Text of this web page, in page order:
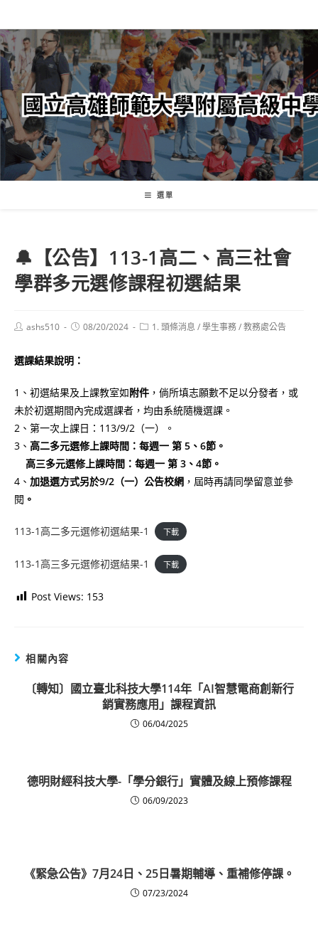
轉
至
主
內
容
選單
🔔【公告】113-1高二、高三社會
學群多元選修課程初選結果
Postashs510
Post08/20/2024
Post1. 頭條消息 /學生事務/教務處公告
選課結果說明：
1、初選結果及上課教室如附件 ，倘所填志願數不足以分發者，或
未於初選期間內完成選課者，均由系統隨機選課。
2、第一次上課日：113/9/2（一）。
3、 高二多元選修上課時間：每週一 第 5、6節。
高三多元選修上課時間：每週一 第 3、4節。
4、 加退選方式另於9/2（一）公告校網 ，屆時再請同學留意並參
閱 。
113-1高二多元選修初選結果-1 下載
113-1高三多元選修初選結果-1 下載
Post Views: 153
相關內容
〔轉知〕國立臺北科技大學114年「AI智慧電商創新行
銷實務應用」課程資訊
06/04/2025
德明財經科技大學-「學分銀行」實體及線上預修課程
06/09/2023
《緊急公告》7月24日、25日暑期輔導、重補修停課。
07/23/2024